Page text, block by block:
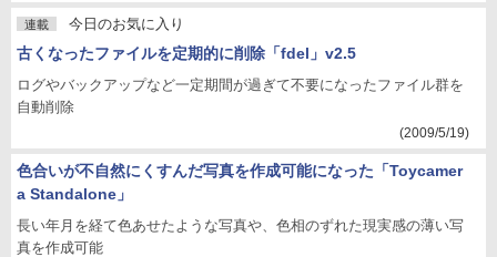
連載 今日のお気に入り
古くなったファイルを定期的に削除「fdel」v2.5
ログやバックアップなど一定期間が過ぎて不要になったファイル群を
自動削除
(2009/5/19)
色合いが不自然にくすんだ写真を作成可能になった「Toycamer
a Standalone」
長い年月を経て色あせたような写真や、色相のずれた現実感の薄い写
真を作成可能